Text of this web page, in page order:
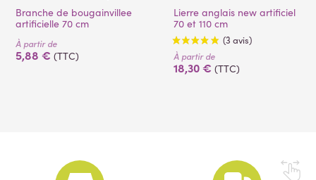
Branche de bougainvillee
artificielle 70 cm
À partir de
5,88 € (TTC)
Lierre anglais new artificiel
70 et 110 cm
À partir de
18,30 € (TTC)